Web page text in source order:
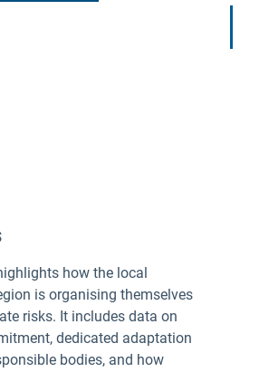
how the local
is organising themselves
risks. It includes data on
dedicated adaptation
bodies, and how